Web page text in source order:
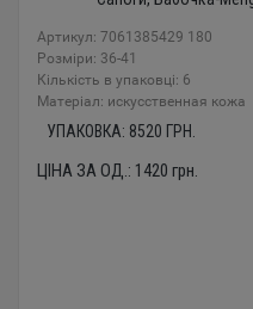
Артикул: 7061385429 180
Розміри: 36-41
Кількість в упаковці: 6
Mатеріал: искусственная кожа
УПАКОВКА: 8520 ГРН.
ЦІНА ЗА ОД.: 1420 грн.